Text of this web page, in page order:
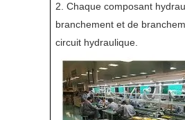
2. Chaque composant
branchement et de
circuit hydraulique.